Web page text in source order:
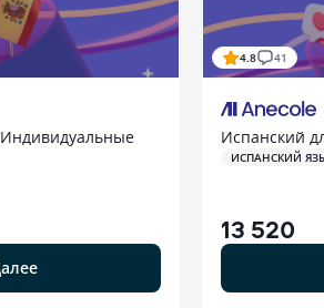
4.8 41
Испанский
ИСПАНСКИЙ
13 520